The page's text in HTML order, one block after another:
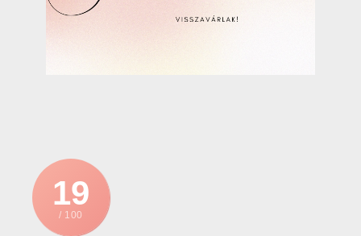
19
/ 100